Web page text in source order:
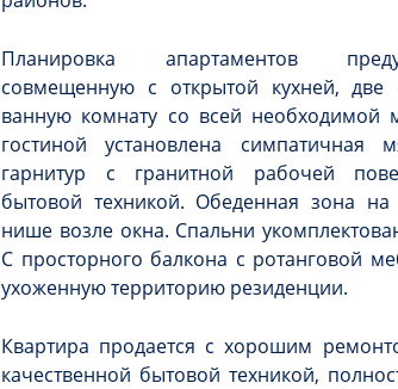
Планировка апартаментов
совмещенную с открытой кухней,
ванную комнату со всей необходимой
гостиной установлена симпатичная
гарнитур с гранитной рабочей
бытовой техникой. Обеденная зона
нише возле окна. Спальни
С просторного балкона с ротанговой
ухоженную территорию резиденции.
Квартира продается с хорошим
качественной бытовой техникой,